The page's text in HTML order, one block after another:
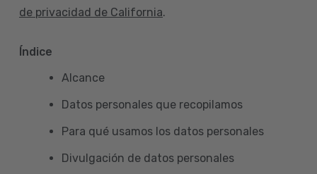
de privacidad de California.
Índice
Alcance
Datos personales que recopilamos
Para qué usamos los datos personales
Divulgación de datos personales